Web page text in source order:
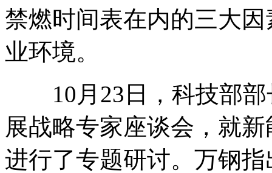
禁燃时间表在内的三大
业环境。
10月23日，科技部部
展战略专家座谈会，就
进行了专题研讨。万钢